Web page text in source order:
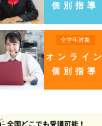
個別指導
全学年対象
オンライン
個別指導